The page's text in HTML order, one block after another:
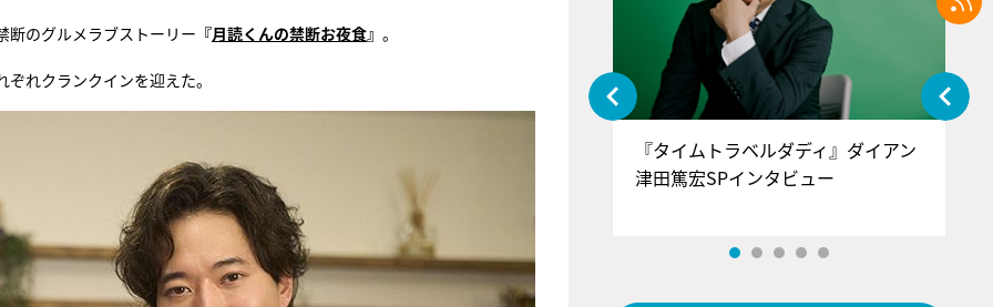
断のグルメラブストーリー 『月読くんの禁断お夜食』 。
れクランクインを迎えた。
E齋藤樹愛羅＆佐々木舞香SPインタ
『タイムトラベルダディ』ダイアン
津田篤宏SPインタビュー